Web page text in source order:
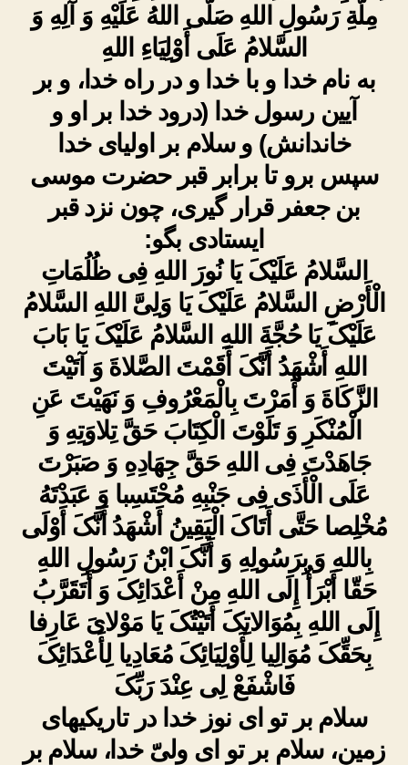
مِلَّةِ رَسُولِ اللهِ صَلَّى اللهُ عَلَیْهِ وَ آلِهِ وَ
السَّلامُ عَلَى أَوْلِیَاءِ اللهِ
به نام خدا و با خدا و در راه خدا، و بر
آیین رسول خدا (درود خدا بر او و
خاندانش) و سلام بر اولیاى خدا
سپس برو تا برابر قبر حضرت موسى
بن جعفر قرار گیرى، چون نزد قبر
ایستادى بگو:
السَّلامُ عَلَیْکَ یَا نُورَ اللهِ فِی ظُلُمَاتِ
الْأَرْضِ السَّلامُ عَلَیْکَ یَا وَلِیَّ اللهِ السَّلامُ
عَلَیْکَ یَا حُجَّةَ اللهِ السَّلامُ عَلَیْکَ یَا بَابَ
اللهِ أَشْهَدُ أَنَّکَ أَقَمْتَ الصَّلاةَ وَ آتَیْتَ
الزَّکَاةَ وَ أَمَرْتَ بِالْمَعْرُوفِ وَ نَهَیْتَ عَنِ
الْمُنْکَرِ وَ تَلَوْتَ الْکِتَابَ حَقَّ تِلاوَتِهِ وَ
جَاهَدْتَ فِی اللهِ حَقَّ جِهَادِهِ وَ صَبَرْتَ
عَلَى الْأَذَى فِی جَنْبِهِ مُحْتَسِبا وَ عَبَدْتَهُ
مُخْلِصا حَتَّى أَتَاکَ الْیَقِینُ أَشْهَدُ أَنَّکَ أَوْلَى
بِاللهِ وَ بِرَسُولِهِ وَ أَنَّکَ ابْنُ رَسُولِ اللهِ
حَقّا أَبْرَأُ إِلَى اللهِ مِنْ أَعْدَائِکَ وَ أَتَقَرَّبُ
إِلَى اللهِ بِمُوَالاتِکَ أَتَیْتُکَ یَا مَوْلایَ عَارِفا
بِحَقِّکَ مُوَالِیا لِأَوْلِیَائِکَ مُعَادِیا لِأَعْدَائِکَ
فَاشْفَعْ لِی عِنْدَ رَبِّکَ
سلام بر تو اى نوز خدا در تاریکیهاى
زمین، سلام بر تو اى ولىّ خدا، سلام بر